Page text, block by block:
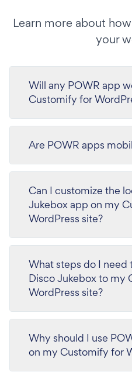
Learn more about
your
Will any POWR app
Customify for
Are POWR apps
Can I customize the
Jukebox app on my
WordPress site?
What steps do I need
Disco Jukebox to my
WordPress site?
Why should I use
on my Customify for